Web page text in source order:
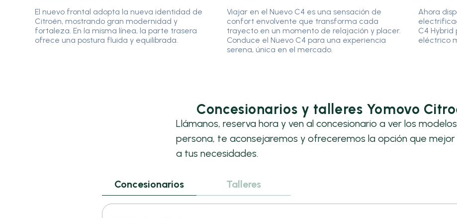
El nuevo frontal adopta la nueva identidad de
Citroën, mostrando gran modernidad y
fortaleza. En la misma línea, la parte trasera
ofrece una postura fluida y equilibrada.
Viajar en el Nuevo C4 es una sensación de
confort envolvente que transforma cada
trayecto en un momento de relajación y placer.
Conduce el Nuevo C4 para una experiencia
serena, única en el mercado.
Ahora
C4
eléctrico
Concesionarios y talleres Yomovo
Llámanos, reserva hora y ven al concesionario a ver los
persona, te aconsejaremos y ofreceremos la opción que
a tus necesidades.
Concesionarios Talleres